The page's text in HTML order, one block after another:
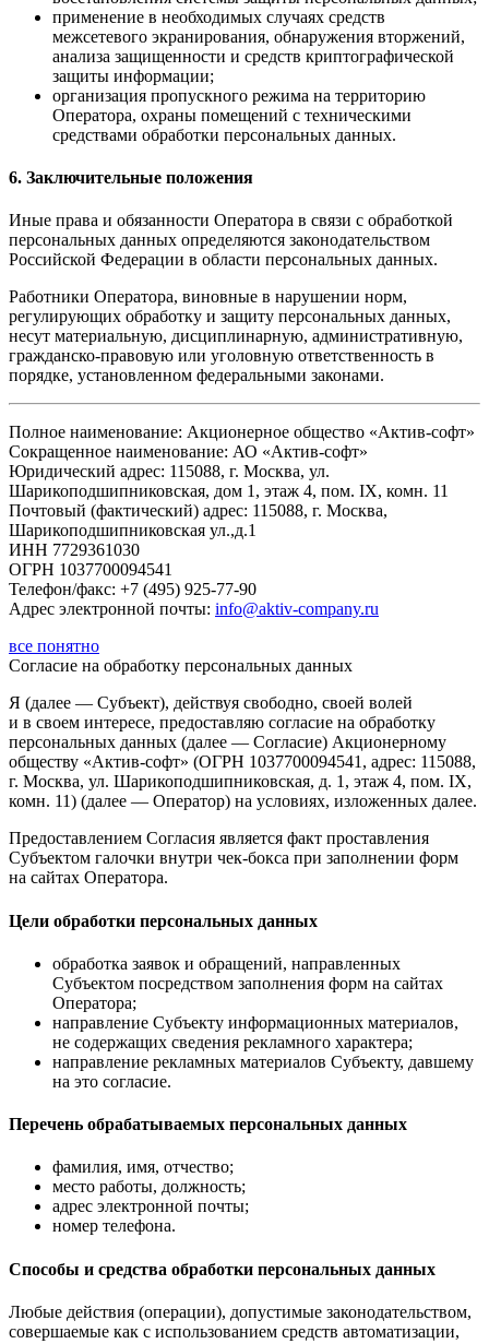
применение в необходимых случаях средств
межсетевого экранирования, обнаружения вторжений,
анализа защищенности и средств криптографической
защиты информации;
организация пропускного режима на территорию
Оператора, охраны помещений с техническими
средствами обработки персональных данных.
6. Заключительные положения
Иные права и обязанности Оператора в связи с обработкой
персональных данных определяются законодательством
Российской Федерации в области персональных данных.
Работники Оператора, виновные в нарушении норм,
регулирующих обработку и защиту персональных данных,
несут материальную, дисциплинарную, административную,
гражданско-правовую или уголовную ответственность в
порядке, установленном федеральными законами.
Полное наименование: Акционерное общество «Актив-софт»
Сокращенное наименование: АО «Актив-софт»
Юридический адрес: 115088, г. Москва, ул.
Шарикоподшипниковская, дом 1, этаж 4, пом. IX, комн. 11
Почтовый (фактический) адрес: 115088, г. Москва,
Шарикоподшипниковская ул.,д.1
ИНН 7729361030
ОГРН 1037700094541
Телефон/факс: +7 (495) 925-77-90
Адрес электронной почты: info@aktiv-company.ru
все понятно
Согласие на обработку персональных данных
Я (далее — Субъект), действуя свободно, своей волей
и в своем интересе, предоставляю согласие на обработку
персональных данных (далее — Согласие) Акционерному
обществу «Актив-софт» (ОГРН 1037700094541, адрес: 115088,
г. Москва, ул. Шарикоподшипниковская, д. 1, этаж 4, пом. IX,
комн. 11) (далее — Оператор) на условиях, изложенных далее.
Предоставлением Согласия является факт проставления
Субъектом галочки внутри чек-бокса при заполнении форм
на сайтах Оператора.
Цели обработки персональных данных
обработка заявок и обращений, направленных
Субъектом посредством заполнения форм на сайтах
Оператора;
направление Субъекту информационных материалов,
не содержащих сведения рекламного характера;
направление рекламных материалов Субъекту, давшему
на это согласие.
Перечень обрабатываемых персональных данных
фамилия, имя, отчество;
место работы, должность;
адрес электронной почты;
номер телефона.
Способы и средства обработки персональных данных
Любые действия (операции), допустимые законодательством,
совершаемые как с использованием средств автоматизации,